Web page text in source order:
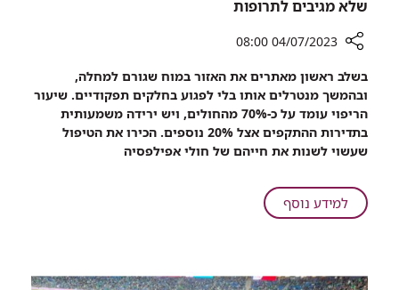
שלא מגיבים לתרופות
שיתוף
אלקטרודות
במוח:
תיעוד
מטיפול
אפילפסיה
שלא
04/07/2023 08:00
בשלב ראשון מאתרים את האזור במוח שגורם למחלה,
ובהמשך מנטרלים אותו בלי לפגוע בחלקים תפקודיים. שיעור
הריפוי עומד על כ-70% מהחולים, ויש ירידה משמעותית
בתדירות ההתקפים אצל 20% נוספים. הכירו את הטיפול
שעשוי לשנות את חייהם של חולי אפילפסיה
למידע נוסףעל
אלקטרודות
מטיפול